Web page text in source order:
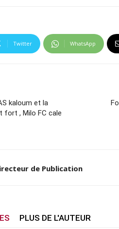
Twitter WhatsApp
kaloum et la
fort , Milo FC cale
de Publication
PLUS DE L'AUTEUR